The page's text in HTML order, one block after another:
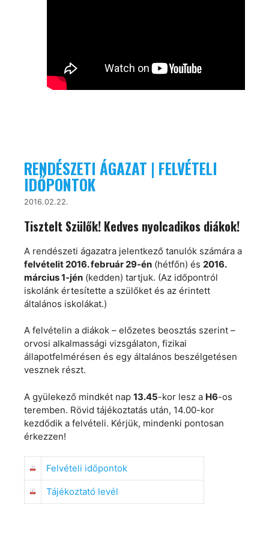
RENDÉSZETI ÁGAZAT | FELVÉTELI
IDŐPONTOK
2016.02.22.
Tisztelt Szülők! Kedves nyolcadikos diákok!
A rendészeti ágazatra jelentkező tanulók számára a
felvételit 2016. február 29-én (hétfőn) és 2016.
március 1-jén (kedden) tartjuk. (Az időpontról
iskolánk értesítette a szülőket és az érintett
általános iskolákat.)
A felvételin a diákok – előzetes beosztás szerint –
orvosi alkalmassági vizsgálaton, fizikai
állapotfelmérésen és egy általános beszélgetésen
vesznek részt.
A gyülekező mindkét nap 13.45-kor lesz a H6-os
teremben. Rövid tájékoztatás után, 14.00-kor
kezdődik a felvételi. Kérjük, mindenki pontosan
érkezzen!
Felvételi időpontok
Tájékoztató levél